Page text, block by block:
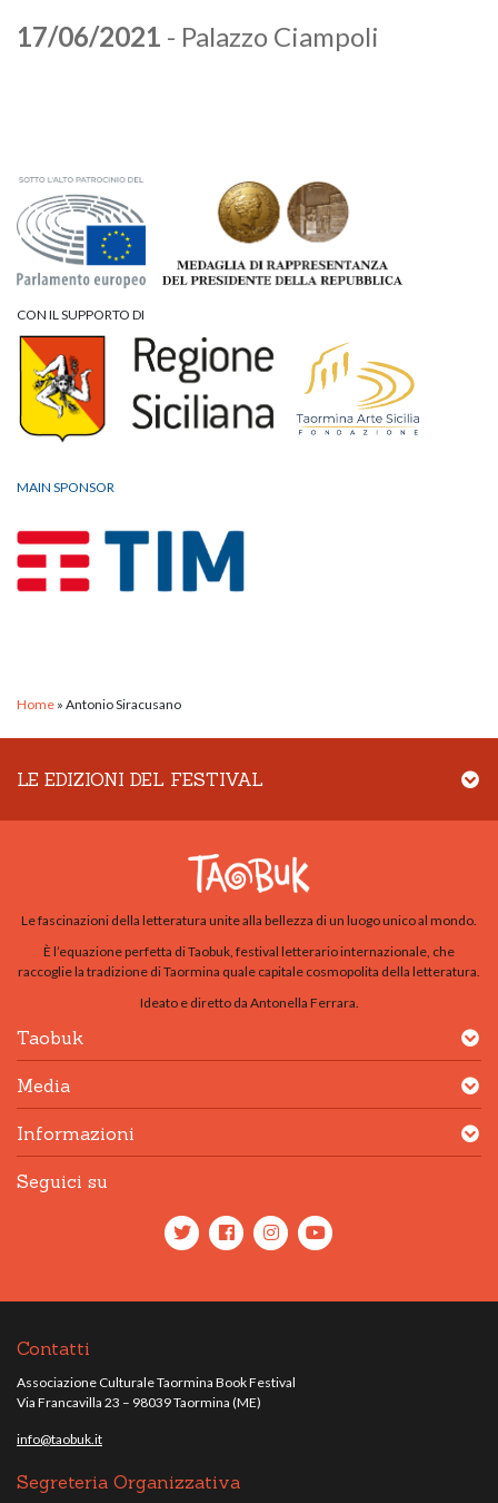
17/06/2021 - Palazzo Ciampoli
CON IL SUPPORTO DI
MAIN SPONSOR
Home » Antonio Siracusano
LE EDIZIONI DEL FESTIVAL
Le fascinazioni della letteratura unite alla bellezza di un luogo unico al mondo.
È l’equazione perfetta di Taobuk, festival letterario internazionale, che
raccoglie la tradizione di Taormina quale capitale cosmopolita della letteratura.
Ideato e diretto da Antonella Ferrara.
Taobuk
Media
Informazioni
Seguici su
Contatti
Associazione Culturale Taormina Book Festival
Via Francavilla 23 – 98039 Taormina (ME)
info@taobuk.it
Segreteria Organizzativa